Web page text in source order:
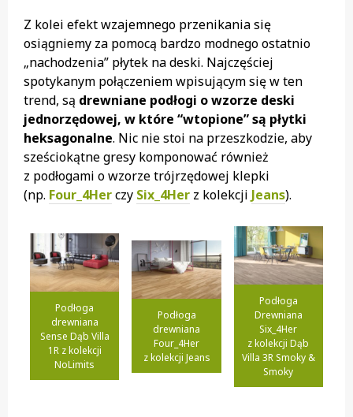
Z kolei efekt wzajemnego przenikania się
osiągniemy za pomocą bardzo modnego ostatnio
„nachodzenia” płytek na deski. Najczęściej
spotykanym połączeniem wpisującym się w ten
trend, są drewniane podłogi o wzorze deski
jednorzędowej, w które “wtopione” są płytki
heksagonalne. Nic nie stoi na przeszkodzie, aby
sześciokątne gresy komponować również
z podłogami o wzorze trójrzędowej klepki
(np. Four_4Herczy Six_4Her z kolekcji Jeans).
Podłoga
drewniana
Sense Dąb Villa
1R z kolekcji
NoLimits
Podłoga
drewniana
Four_4Her
z kolekcji Jeans
Podłoga
Drewniana
Six_4Her
z kolekcji Dąb
Villa 3R Smoky &
Smoky